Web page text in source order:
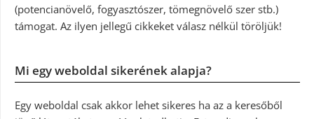
(potencianövelő, fogyasztószer, tömegnövelő szer stb.)
támogat. Az ilyen jellegű cikkeket válasz nélkül töröljük!
Mi egy weboldal sikerének alapja?
Egy weboldal csak akkor lehet sikeres ha az a keresőből